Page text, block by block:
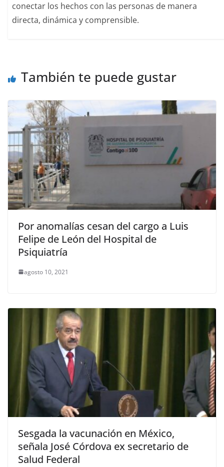
conectar los hechos con las personas de manera
directa, dinámica y comprensible.
También te puede gustar
Por anomalías cesan del cargo a Luis
Felipe de León del Hospital de
Psiquiatría
agosto 10, 2021
Sesgada la vacunación en México,
señala José Córdova ex secretario de
Salud Federal